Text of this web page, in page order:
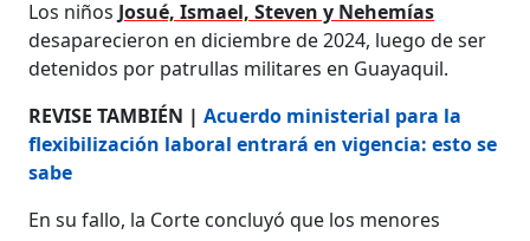
Los niños Josué, Ismael, Steven y Nehemías
desaparecieron en diciembre de 2024, luego de ser
detenidos por patrullas militares en Guayaquil.
REVISE TAMBIÉN |Acuerdo ministerial para la
flexibilización laboral entrará en vigencia: esto se
sabe
En su fallo, la Corte concluyó que los menores